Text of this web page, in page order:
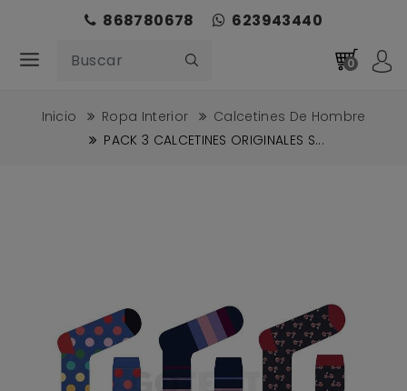
868780678 623943440
0
Inicio Ropa Interior
Calcetines De Hombre
PACK 3 CALCETINES ORIGINALES S...